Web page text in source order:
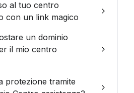
al tuo centro
con un link magico
un dominio
il mio centro
protezione tramite